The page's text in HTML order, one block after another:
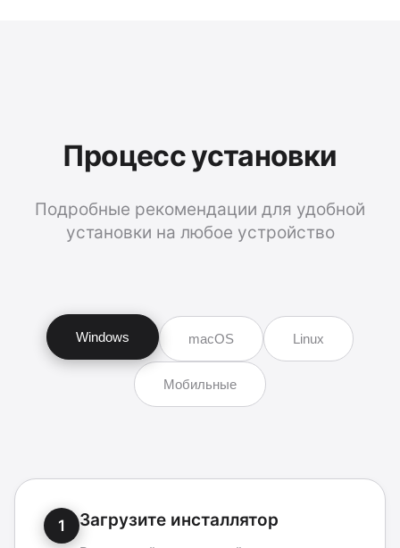
Процесс установки
Подробные рекомендации для удобной
установки на любое устройство
Windows macOS Linux
Мобильные
1 Загрузите инсталлятор